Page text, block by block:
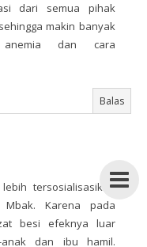
dari semua pihak
makin banyak
dan cara
Balas
tersosialisasikan
Karena pada
besi efeknya luar
dan ibu hamil.